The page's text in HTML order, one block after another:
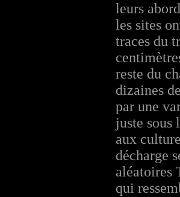
leurs
les sites
traces du
reste du
dizaines
par une
juste sous
aux
décharge
aléatoires
qui